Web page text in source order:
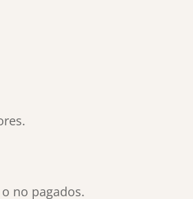
no pagados.